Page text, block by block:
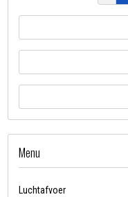
Menu
Luchtafvoer